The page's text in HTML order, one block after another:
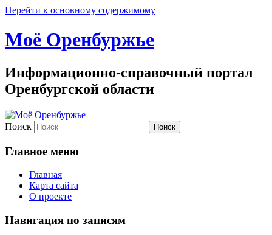
Перейти к основному содержимому
Моё Оренбуржье
Информационно-справочный портал
Оренбургской области
Поиск
Главное меню
Главная
Карта сайта
О проекте
Навигация по записям